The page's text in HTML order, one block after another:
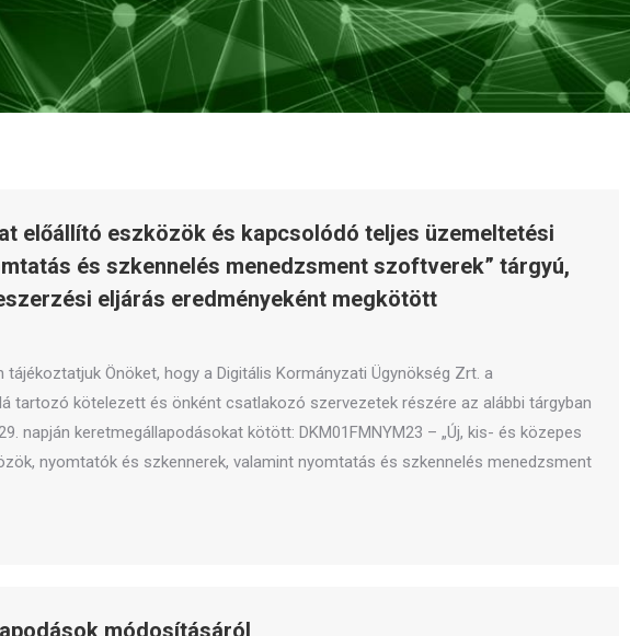
előállító eszközök és kapcsolódó teljes üzemeltetési
és szkennelés menedzsment szoftverek” tárgyú,
eljárás eredményeként megkötött
Önöket, hogy a Digitális Kormányzati Ügynökség Zrt. a
tartozó kötelezett és önként csatlakozó szervezetek részére az alábbi tárgyban
napján keretmegállapodásokat kötött: DKM01FMNYM23 – „Új, kis- és közepes
nyomtatók és szkennerek, valamint nyomtatás és szkennelés menedzsment
módosításáról